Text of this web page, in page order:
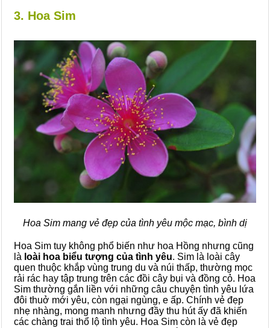
3. Hoa Sim
Hoa Sim mang vẻ đẹp của tình yêu mộc mạc, bình dị
Hoa Sim tuy không phổ biến như hoa Hồng nhưng cũng
là loài hoa biểu tượng của tình yêu. Sim là loài cây
quen thuộc khắp vùng trung du và núi thấp, thường mọc
rải rác hay tập trung trên các đồi cây bụi và đồng cỏ. Hoa
Sim thường gắn liền với những câu chuyện tình yêu lứa
đôi thuở mới yêu, còn ngại ngùng, e ấp. Chính vẻ đẹp
nhẹ nhàng, mong manh nhưng đầy thu hút ấy đã khiến
các chàng trai thổ lộ tình yêu. Hoa Sim còn là vẻ đẹp